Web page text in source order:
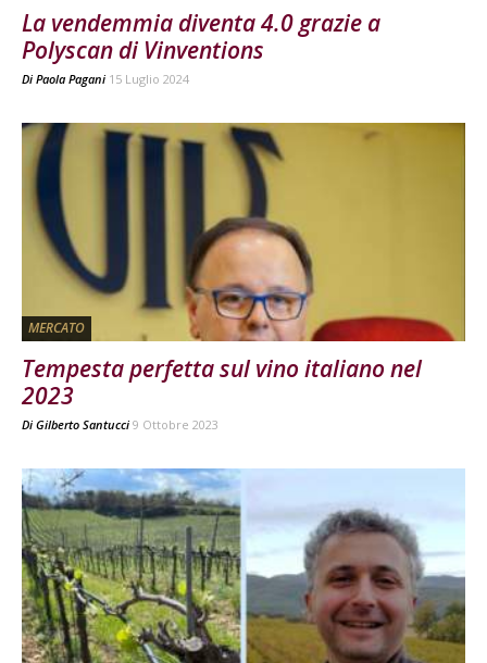
La vendemmia diventa 4.0 grazie a
Polyscan di Vinventions
Di Paola Pagani 15 Luglio 2024
MERCATO
Tempesta perfetta sul vino italiano nel
2023
Di Gilberto Santucci 9 Ottobre 2023